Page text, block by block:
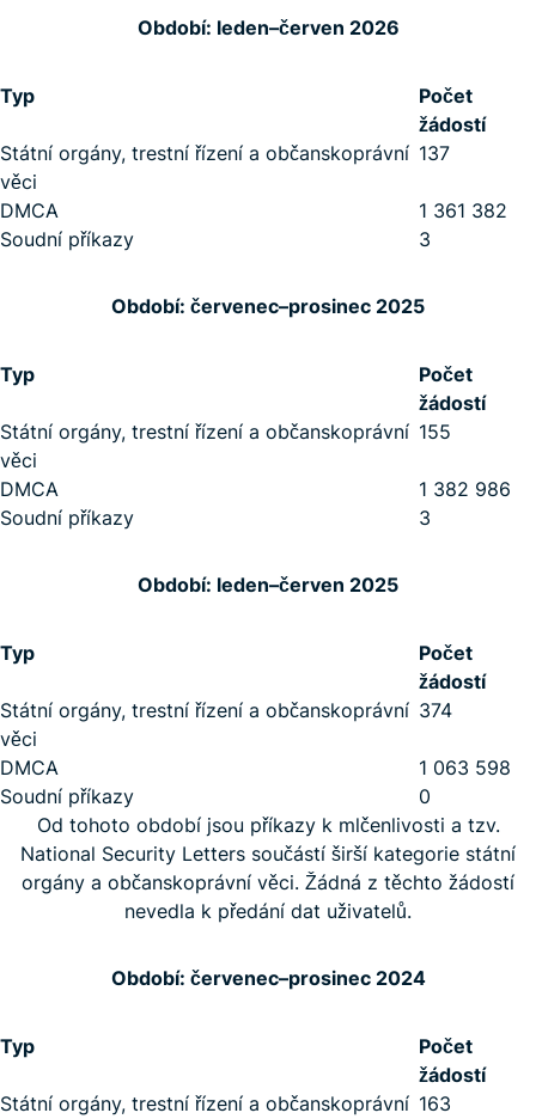
Období: leden–červen 2026
Typ
Počet
žádostí
Státní orgány, trestní řízení a občanskoprávní
věci
137
DMCA
1 361 382
Soudní příkazy
3
Období: červenec–prosinec 2025
Typ
Počet
žádostí
Státní orgány, trestní řízení a občanskoprávní
věci
155
DMCA
1 382 986
Soudní příkazy
3
Období: leden–červen 2025
Typ
Počet
žádostí
Státní orgány, trestní řízení a občanskoprávní
věci
374
DMCA
1 063 598
Soudní příkazy
0
Od tohoto období jsou příkazy k mlčenlivosti a tzv.
National Security Letters součástí širší kategorie státní
orgány a občanskoprávní věci. Žádná z těchto žádostí
nevedla k předání dat uživatelů.
Období: červenec–prosinec 2024
Typ
Počet
žádostí
Státní orgány, trestní řízení a občanskoprávní 163